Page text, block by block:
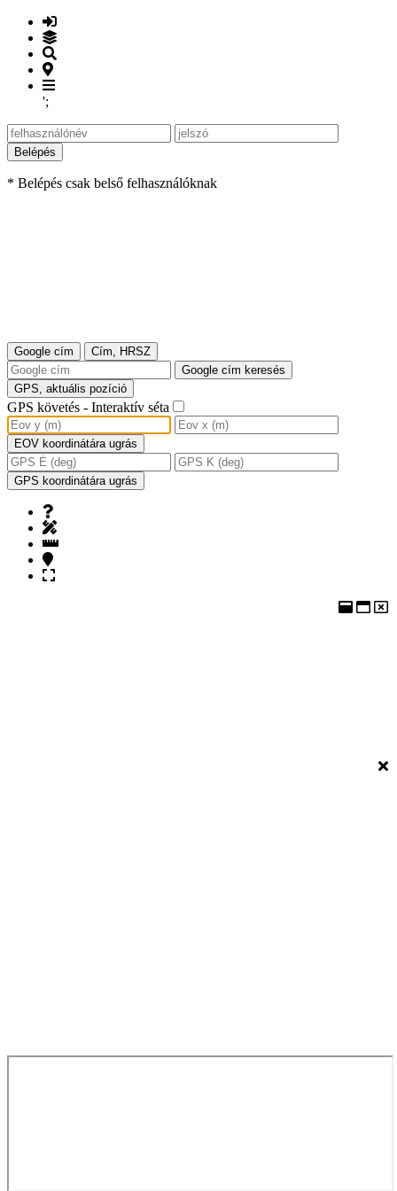
';
Belépés
* Belépés csak belső felhasználóknak
Google cím
Cím, HRSZ
Google cím keresés
GPS, aktuális pozíció
GPS követés - Interaktív séta
EOV koordinátára ugrás
GPS koordinátára ugrás